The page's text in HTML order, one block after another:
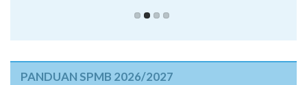
PANDUAN SPMB 2026/2027